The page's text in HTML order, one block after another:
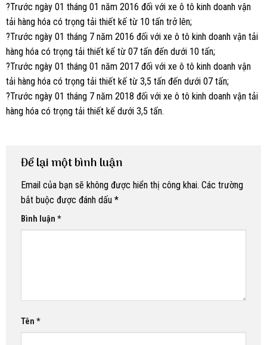
?Trước ngày 01 tháng 01 năm 2016 đối với xe ô tô kinh doanh vận
tải hàng hóa có trọng tải thiết kế từ 10 tấn trở lên;
?Trước ngày 01 tháng 7 năm 2016 đối với xe ô tô kinh doanh vận tải
hàng hóa có trọng tải thiết kế từ 07 tấn đến dưới 10 tấn;
?Trước ngày 01 tháng 01 năm 2017 đối với xe ô tô kinh doanh vận
tải hàng hóa có trọng tải thiết kế từ 3,5 tấn đến dưới 07 tấn;
?Trước ngày 01 tháng 7 năm 2018 đối với xe ô tô kinh doanh vận tải
hàng hóa có trọng tải thiết kế dưới 3,5 tấn.
Để lại một bình luận
Email của bạn sẽ không được hiển thị công khai. Các trường
bắt buộc được đánh dấu *
Bình luận *
Tên *